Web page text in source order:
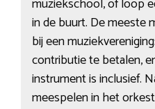
in de buurt. De meeste
bij een
contributie te betalen,
instrument is inclusief.
meespelen in het